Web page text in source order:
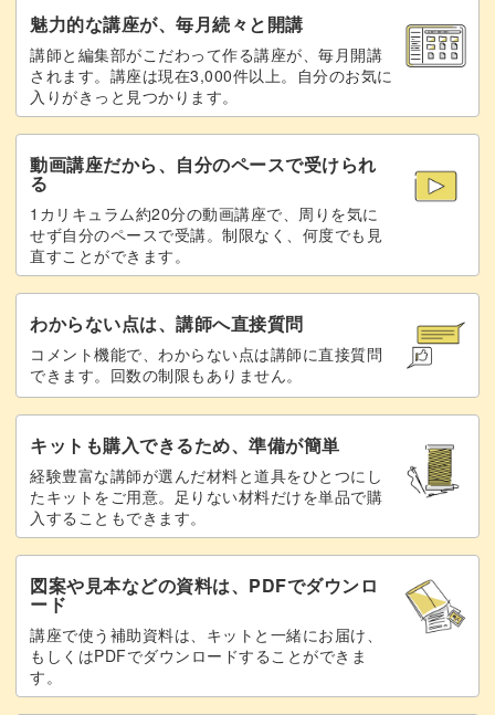
猫の毛を細かく描く
白や灰色で立体感を出す 64:57
足元を濃いめのピンクで塗る 72:32
ひげを描いて仕上げをする 73:35
完成♪
魅力的な講座が、毎月続々と開講
講師と編集部がこだわって作る講座が、毎月開講
されます。講座は現在3,000件以上。自分のお気に
入りがきっと見つかります。
動画講座だから、自分のペースで受けられ
る
1カリキュラム約20分の動画講座で、周りを気に
せず自分のペースで受講。制限なく、何度でも見
直すことができます。
わからない点は、講師へ直接質問
コメント機能で、わからない点は講師に直接質問
できます。回数の制限もありません。
キットも購入できるため、準備が簡単
経験豊富な講師が選んだ材料と道具をひとつにし
たキットをご用意。足りない材料だけを単品で購
入することもできます。
図案や見本などの資料は、PDFでダウンロ
ード
講座で使う補助資料は、キットと一緒にお届け、
もしくはPDFでダウンロードすることができま
す。